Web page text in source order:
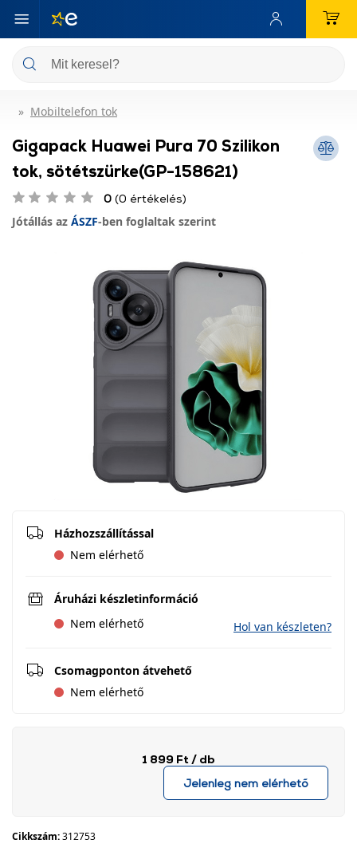
Mobiltelefon tok
Gigapack Huawei Pura 70 Szilikon
tok, sötétszürke(GP-158621)
0 (0 értékelés)
Jótállás az ÁSZF-ben foglaltak szerint
Házhozszállítással
Nem elérhető
Áruházi készletinformáció
Nem elérhető
Hol van készleten?
Csomagponton átvehető
Nem elérhető
1 899 Ft / db
Jelenleg nem elérhető
Cikkszám:312753